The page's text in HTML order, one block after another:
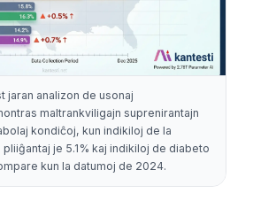
jaran analizon de usonaj
maltrankviligajn suprenirantajn
kondiĉoj, kun indikiloj de la
je 5.1% kaj indikiloj de diabeto
kun la datumoj de 2024.